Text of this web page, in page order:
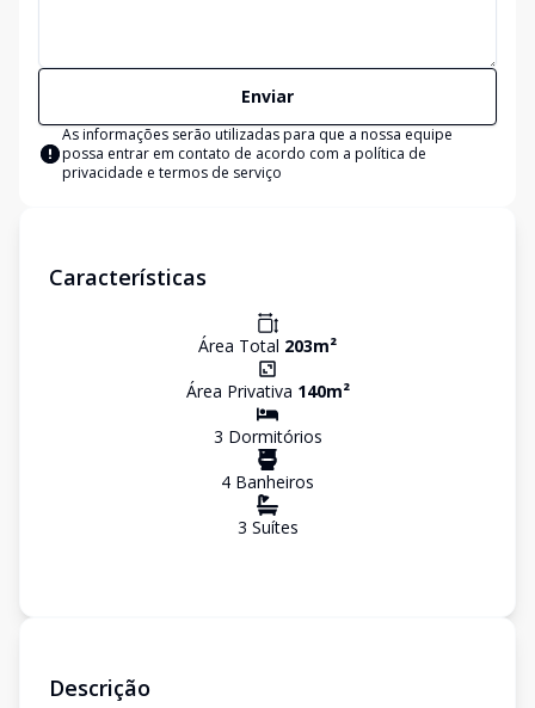
Enviar
As informações serão utilizadas para que a nossa equipe
possa entrar em contato de acordo com a política de
privacidade e termos de serviço
Características
Área Total 203m²
Área Privativa 140m²
3 Dormitórios
4 Banheiros
3 Suítes
Descrição